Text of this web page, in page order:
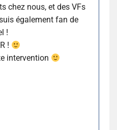
chez nous, et des VFs
également fan de
!
!
intervention